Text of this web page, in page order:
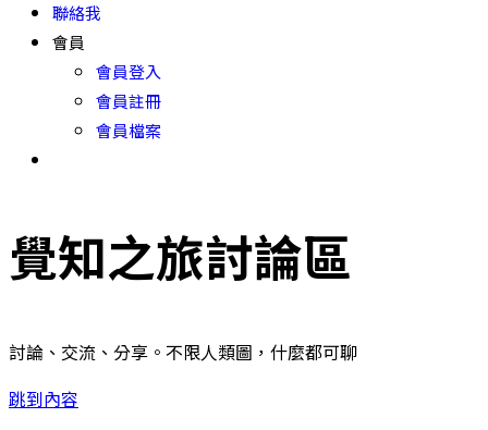
聯絡我
會員
會員登入
會員註冊
會員檔案
覺知之旅討論區
討論、交流、分享。不限人類圖，什麼都可聊
跳到內容